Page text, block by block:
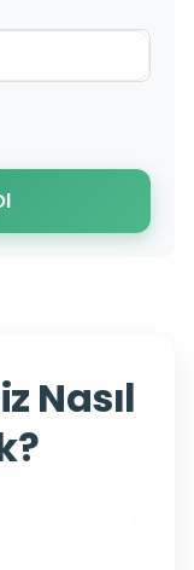
Nasıl